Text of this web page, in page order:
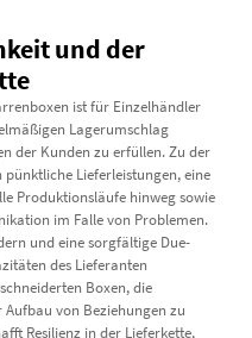
und der
ist für Einzelhändler
Lagerumschlag
der Kunden zu erfüllen. Zu der
Lieferleistungen, eine
Produktionsläufe hinweg sowie
im Falle von Problemen.
und eine sorgfältige Due-
des Lieferanten
Boxen, die
von Beziehungen zu
Resilienz in der Lieferkette,